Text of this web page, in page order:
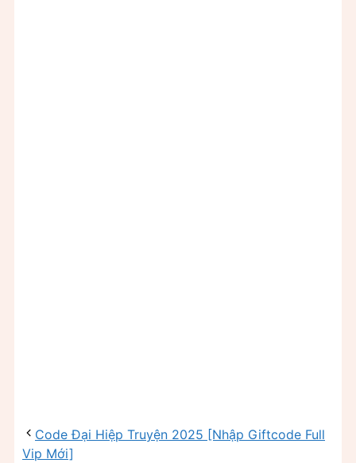
Code Đại Hiệp Truyện 2025 [Nhập Giftcode Full
Vip Mới]